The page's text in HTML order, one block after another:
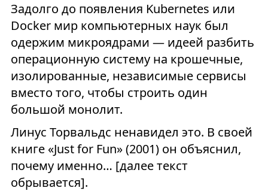
Задолго до появления Kubernetes или
Docker мир компьютерных наук был
одержим микроядрами — идеей разбить
операционную систему на крошечные,
изолированные, независимые сервисы
вместо того, чтобы строить один
большой монолит.
Линус Торвальдс ненавидел это. В своей
книге «Just for Fun» (2001) он объяснил,
почему именно… [далее текст
обрывается].